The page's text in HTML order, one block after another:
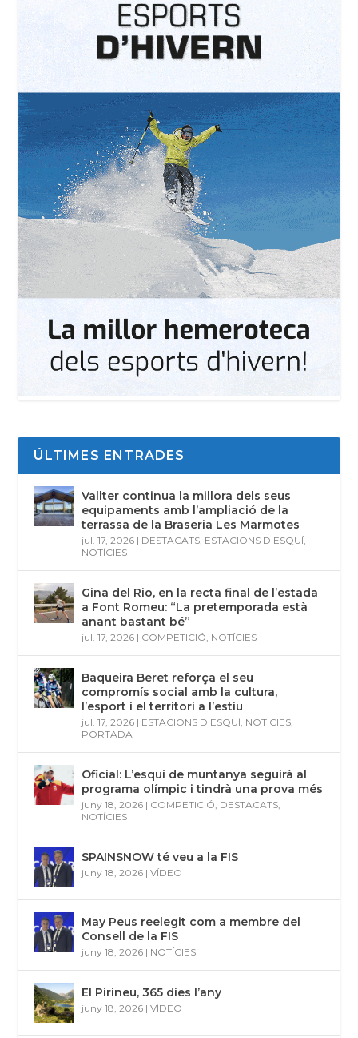
ÚLTIMES ENTRADES
Vallter continua la millora dels seus
equipaments amb l’ampliació de la
terrassa de la Braseria Les Marmotes
jul. 17, 2026 | DESTACATS ESTACIONS D'ESQUÍ
NOTÍCIES
Gina del Rio, en la recta final de l’estada
a Font Romeu: “La pretemporada està
anant bastant bé”
jul. 17, 2026 | COMPETICIÓ NOTÍCIES
Baqueira Beret reforça el seu
compromís social amb la cultura,
l’esport i el territori a l’estiu
jul. 17, 2026 | ESTACIONS D'ESQUÍ NOTÍCIES
PORTADA
Oficial: L’esquí de muntanya seguirà al
programa olímpic i tindrà una prova més
juny 18, 2026 | COMPETICIÓ DESTACATS
NOTÍCIES
SPAINSNOW té veu a la FIS
juny 18, 2026 |VÍDEO
May Peus reelegit com a membre del
Consell de la FIS
juny 18, 2026 | NOTÍCIES
El Pirineu, 365 dies l’any
juny 18, 2026 |VÍDEO